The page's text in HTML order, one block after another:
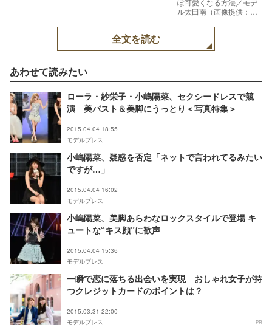
ぽ可愛くなる方法／モデ
ル太田南（画像提供：
社）【モデルプレス】
全文を読む
あわせて読みたい
ローラ・紗栄子・小嶋陽菜、セクシードレスで競
演 美バスト＆美脚にうっとり＜写真特集＞
2015.04.04 18:55
モデルプレス
小嶋陽菜、疑惑を否定「ネットで言われてるみたい
ですが…」
2015.04.04 16:02
モデルプレス
小嶋陽菜、美脚あらわなロックスタイルで登場 キ
ュートな“キス顔”に歓声
2015.04.04 15:36
モデルプレス
一瞬で恋に落ちる出会いを実現 おしゃれ女子が持
つクレジットカードのポイントは？
2015.03.31 22:00
モデルプレス
PR